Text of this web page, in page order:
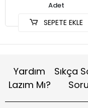
Adet
SEPETE EKLE
Yardım
Lazım Mı?
Sıkça